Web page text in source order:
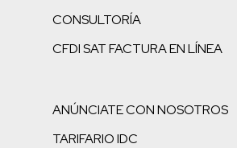
CONSULTORÍA
CFDI SAT FACTURA EN LÍNEA
ANÚNCIATE CON NOSOTROS
TARIFARIO IDC